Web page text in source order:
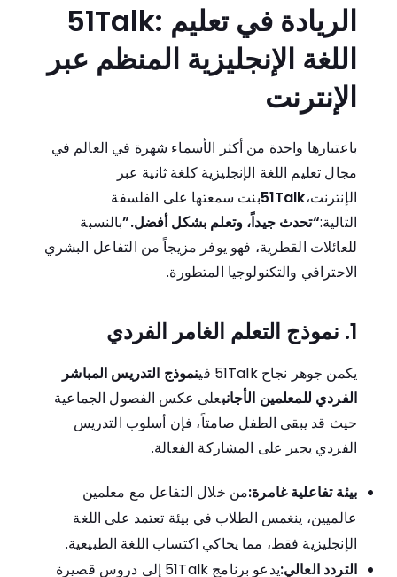
51Talk: الريادة في تعليم
اللغة الإنجليزية المنظم عبر
الإنترنت
باعتبارها واحدة من أكثر الأسماء شهرة في العالم في
مجال تعليم اللغة الإنجليزية كلغة ثانية عبر
الإنترنت،51Talkبنت سمعتها على الفلسفة
التالية:“تحدث جيداً، وتعلم بشكل أفضل.”بالنسبة
للعائلات القطرية، فهو يوفر مزيجاً من التفاعل البشري
الاحترافي والتكنولوجيا المتطورة.
1. نموذج التعلم الغامر الفردي
يكمن جوهر نجاح 51Talk في
نموذج التدريس المباشر
الفردي للمعلمين الأجانبعلى عكس الفصول الجماعية
حيث قد يبقى الطفل صامتاً، فإن أسلوب التدريس
الفردي يجبر على المشاركة الفعالة.
بيئة تفاعلية غامرة:من خلال التفاعل مع معلمين
عالميين، ينغمس الطلاب في بيئة تعتمد على اللغة
الإنجليزية فقط، مما يحاكي اكتساب اللغة الطبيعية.
التردد العالي:
يدعو برنامج 51Talk إلى دروس قصيرة